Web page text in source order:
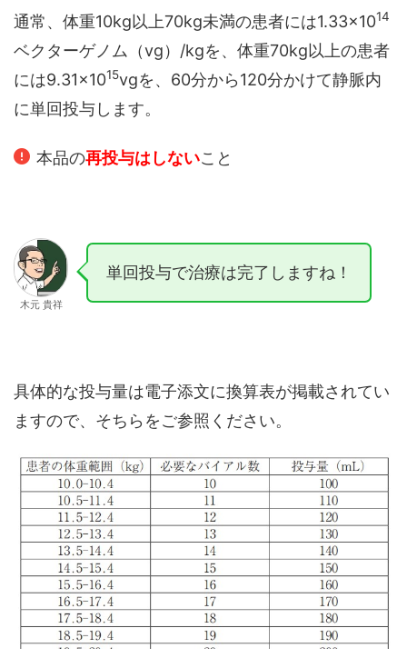
通常、体重10kg以上70kg未満の患者には1.33×1014
ベクターゲノム（vg）/kgを、体重70kg以上の患者
には9.31×1015vgを、60分から120分かけて静脈内
に単回投与します。
本品の再投与はしないこと
木元 貴祥
単回投与で治療は完了しますね！
具体的な投与量は電子添文に換算表が掲載されてい
ますので、そちらをご参照ください。